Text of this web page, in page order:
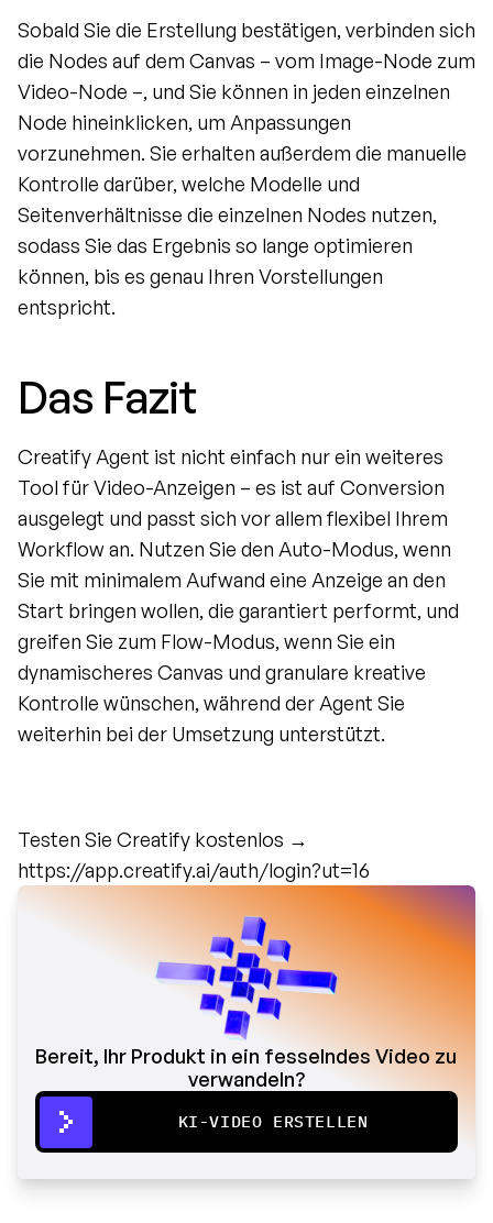
Sobald Sie die Erstellung bestätigen, verbinden sich
die Nodes auf dem Canvas – vom Image-Node zum
Video-Node –, und Sie können in jeden einzelnen
Node hineinklicken, um Anpassungen
vorzunehmen. Sie erhalten außerdem die manuelle
Kontrolle darüber, welche Modelle und
Seitenverhältnisse die einzelnen Nodes nutzen,
sodass Sie das Ergebnis so lange optimieren
können, bis es genau Ihren Vorstellungen
entspricht.
Das Fazit
Creatify Agent ist nicht einfach nur ein weiteres
Tool für Video-Anzeigen – es ist auf Conversion
ausgelegt und passt sich vor allem flexibel Ihrem
Workflow an. Nutzen Sie den Auto-Modus, wenn
Sie mit minimalem Aufwand eine Anzeige an den
Start bringen wollen, die garantiert performt, und
greifen Sie zum Flow-Modus, wenn Sie ein
dynamischeres Canvas und granulare kreative
Kontrolle wünschen, während der Agent Sie
weiterhin bei der Umsetzung unterstützt.
Testen Sie Creatify kostenlos →
https://app.creatify.ai/auth/login?ut=16
Bereit, Ihr Produkt in ein fesselndes Video zu
verwandeln?
KI-VIDEO ERSTELLEN